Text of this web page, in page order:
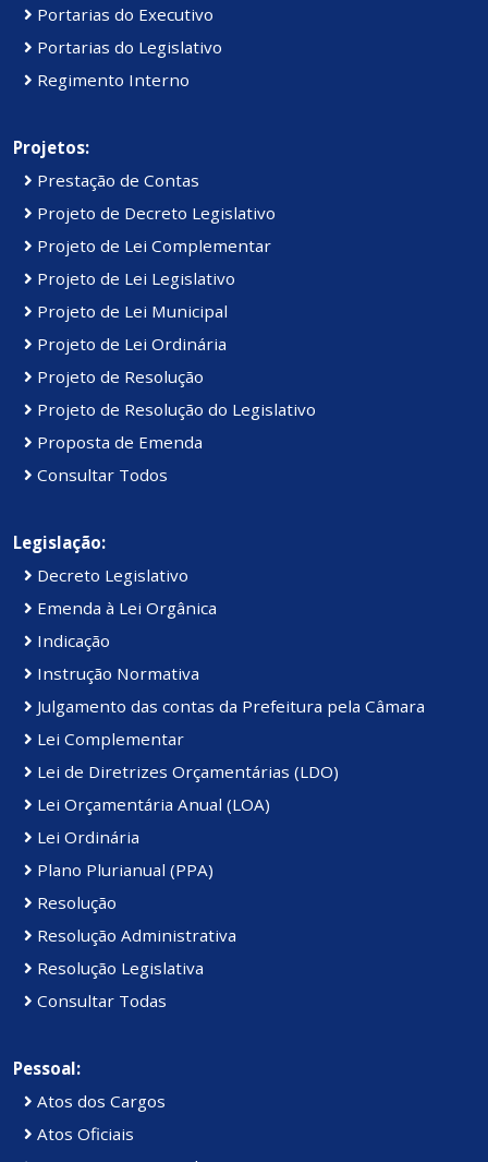
Portarias do Executivo
Portarias do Legislativo
Regimento Interno
Projetos:
Prestação de Contas
Projeto de Decreto Legislativo
Projeto de Lei Complementar
Projeto de Lei Legislativo
Projeto de Lei Municipal
Projeto de Lei Ordinária
Projeto de Resolução
Projeto de Resolução do Legislativo
Proposta de Emenda
Consultar Todos
Legislação:
Decreto Legislativo
Emenda à Lei Orgânica
Indicação
Instrução Normativa
Julgamento das contas da Prefeitura pela Câmara
Lei Complementar
Lei de Diretrizes Orçamentárias (LDO)
Lei Orçamentária Anual (LOA)
Lei Ordinária
Plano Plurianual (PPA)
Resolução
Resolução Administrativa
Resolução Legislativa
Consultar Todas
Pessoal:
Atos dos Cargos
Atos Oficiais